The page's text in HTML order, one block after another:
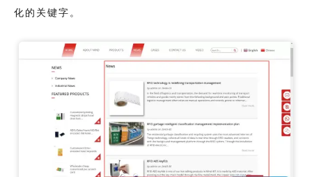
化的关键字。